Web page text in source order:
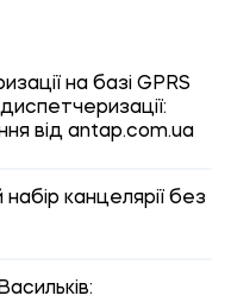
на базі GPRS
від antap.com.ua
канцелярії без